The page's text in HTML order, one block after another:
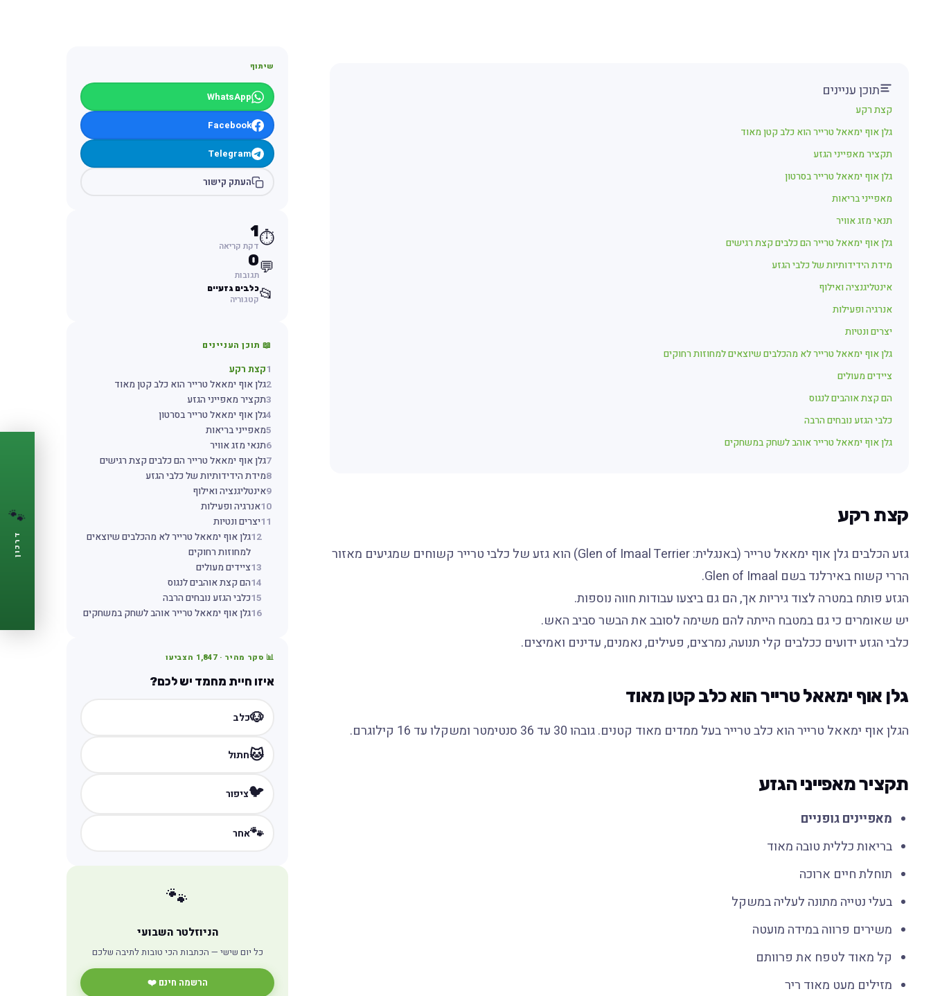
תוכן עניינים
קצת רקע
גלן אוף ימאאל טרייר הוא כלב קטן מאוד
תקציר מאפייני הגזע
גלן אוף ימאאל טרייר בסרטון
מאפייני בריאות
תנאי מזג אוויר
גלן אוף ימאאל טרייר הם כלבים קצת רגישים
מידת הידידותיות של כלבי הגזע
אינטליגנציה ואילוף
אנרגיה ופעילות
יצרים ונטיות
גלן אוף ימאאל טרייר לא מהכלבים שיוצאים למחוזות רחוקים
ציידים מעולים
הם קצת אוהבים לנגוס
כלבי הגזע נובחים הרבה
גלן אוף ימאאל טרייר אוהב לשחק במשחקים
קצת רקע
גזע הכלבים גלן אוף ימאאל טרייר (באנגלית: Glen of Imaal Terrier) הוא גזע של כלבי טרייר קשוחים שמגיעים מאזור
הררי קשוח באירלנד בשם Glen of Imaal.
הגזע פותח במטרה לצוד גיריות אך, הם גם ביצעו עבודות חווה נוספות.
יש שאומרים כי גם במטבח הייתה להם משימה לסובב את הבשר סביב האש.
כלבי הגזע ידועים ככלבים קלי תנועה, נמרצים, פעילים, נאמנים, עדינים ואמיצים.
גלן אוף ימאאל טרייר הוא כלב קטן מאוד
הגלן אוף ימאאל טרייר הוא כלב טרייר בעל ממדים מאוד קטנים. גובהו 30 עד 36 סנטימטר ומשקלו עד 16 קילוגרם.
תקציר מאפייני הגזע
מאפיינים גופניים
בריאות כללית טובה מאוד
תוחלת חיים ארוכה
בעלי נטייה מתונה לעליה במשקל
משירים פרווה במידה מועטה
קל מאוד לטפח את פרוותם
מזילים מעט מאוד ריר
שיתוף
WhatsApp
Facebook
Telegram
העתק קישור
⏱️
1
דקת קריאה
💬
0
תגובות
📂כלבים גזעיים
קטגוריה
📖 תוכן העניינים
1קצת רקע
2גלן אוף ימאאל טרייר הוא כלב קטן מאוד
3תקציר מאפייני הגזע
4גלן אוף ימאאל טרייר בסרטון
5מאפייני בריאות
6תנאי מזג אוויר
7גלן אוף ימאאל טרייר הם כלבים קצת רגישים
8מידת הידידותיות של כלבי הגזע
9אינטליגנציה ואילוף
10אנרגיה ופעילות
11יצרים ונטיות
12גלן אוף ימאאל טרייר לא מהכלבים שיוצאים
למחוזות רחוקים
13ציידים מעולים
14הם קצת אוהבים לנגוס
15כלבי הגזע נובחים הרבה
16גלן אוף ימאאל טרייר אוהב לשחק במשחקים
📊 סקר מהיר ·1,847 הצביעו
איזו חיית מחמד יש לכם?
🐶כלב
🐱חתול
🐦ציפור
🐾אחר
🐾
הניוזלטר השבועי
כל יום שישי — הכתבות הכי טובות לתיבה שלכם
הרשמה חינם ❤️
🐾
דרכון
PASSPORT
🐾
🩺 תזכורות ביקורת